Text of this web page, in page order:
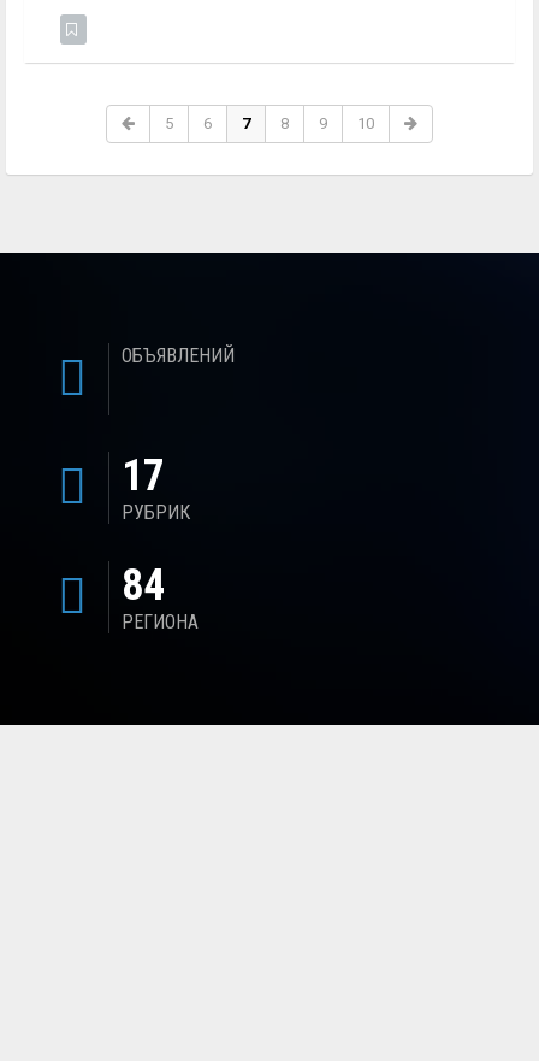
5 6 7 8 9 10
ОБЪЯВЛЕНИЙ
17
РУБРИК
84
РЕГИОНА